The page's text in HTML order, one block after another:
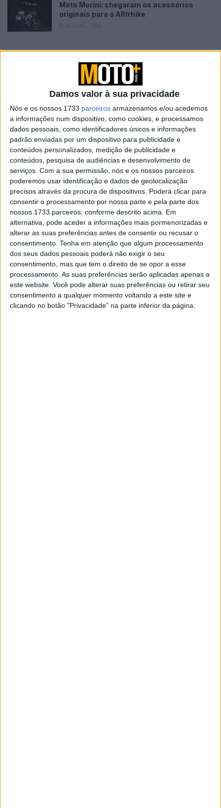
Damos valor à sua privacidade
Nós e os nossos 1733 parceiros armazenamos e/ou acedemos
a informações num dispositivo, como cookies, e processamos
dados pessoais, como identificadores únicos e informações
padrão enviadas por um dispositivo para publicidade e
conteúdos personalizados, medição de publicidade e
conteúdos, pesquisa de audiências e desenvolvimento de
serviços. Com a sua permissão, nós e os nossos parceiros
poderemos usar identificação e dados de geolocalização
precisos através da procura de dispositivos. Poderá clicar para
consentir o processamento por nossa parte e pela parte dos
nossos 1733 parceiros, conforme descrito acima. Em
alternativa, pode aceder a informações mais pormenorizadas e
alterar as suas preferências antes de consentir ou recusar o
consentimento. Tenha em atenção que algum processamento
dos seus dados pessoais poderá não exigir o seu
consentimento, mas que tem o direito de se opor a esse
processamento. As suas preferências serão aplicadas apenas a
este website. Você pode alterar suas preferências ou retirar seu
consentimento a qualquer momento voltando a este site e
clicando no botão "Privacidade" na parte inferior da página.
Moto Morini: chegaram os acessórios
originais para a Alltrhike
Inclusivamente, em muitos dos vídeos que vemos de
promoção da maioria das motos Adventure do mercado,
somos levados a pensar que com um determinado
modelo poderemos enfrentar qualquer desafio e
qualquer obstáculo. Ora nada mais longe da verdade pois
esquecemo-nos que estas motos pesam 200 Kg e muitas
vezes mais e que apenas pilotos com muita experiência
poderão realizar aquele tipo de manobras e ultrapassar
aquele tipo de obstáculos, a maioria das vezes repetindo
“takes” até ficar perfeito na “fotografia”.
Por outro lado esquecemo-nos também que, quer no dia
a dia quer mesmo numa viagem de Aventura, a grande
maioria do percurso será sempre realizado em alcatrão…
ou seja, o setup da moto ou a sua tipologia não deve ser
pensado exclusivamente para aqueles 10% de estradões
de terra, com mais ou menos areia e ou lama ( os menos
experientes esqueçam as dunas ) que iremos realizar, já